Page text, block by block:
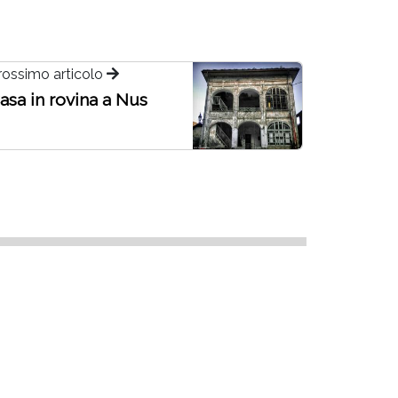
articolo
in rovina a Nus